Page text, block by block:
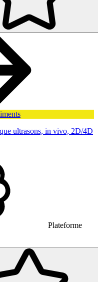
ultrasons, in vivo, 2D/4D
Plateforme